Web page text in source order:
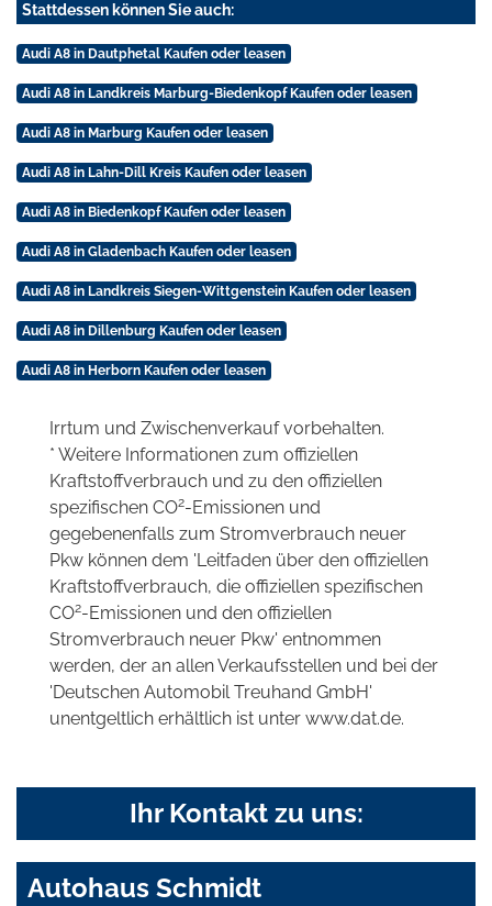
Stattdessen können Sie auch:
Audi A8 in Dautphetal Kaufen oder leasen
Audi A8 in Landkreis Marburg-Biedenkopf Kaufen oder leasen
Audi A8 in Marburg Kaufen oder leasen
Audi A8 in Lahn-Dill Kreis Kaufen oder leasen
Audi A8 in Biedenkopf Kaufen oder leasen
Audi A8 in Gladenbach Kaufen oder leasen
Audi A8 in Landkreis Siegen-Wittgenstein Kaufen oder leasen
Audi A8 in Dillenburg Kaufen oder leasen
Audi A8 in Herborn Kaufen oder leasen
Irrtum und Zwischenverkauf vorbehalten.
* Weitere Informationen zum offiziellen
Kraftstoffverbrauch und zu den offiziellen
spezifischen CO2-Emissionen und
gegebenenfalls zum Stromverbrauch neuer
Pkw können dem 'Leitfaden über den offiziellen
Kraftstoffverbrauch, die offiziellen spezifischen
CO2-Emissionen und den offiziellen
Stromverbrauch neuer Pkw' entnommen
werden, der an allen Verkaufsstellen und bei der
'Deutschen Automobil Treuhand GmbH'
unentgeltlich erhältlich ist unter www.dat.de.
Ihr Kontakt zu uns:
Autohaus Schmidt